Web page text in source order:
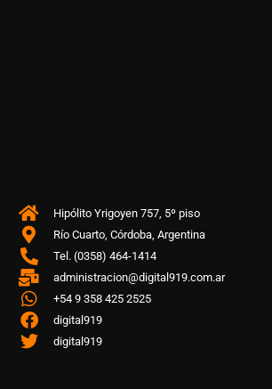
Hipólito Yrigoyen 757, 5º piso
Río Cuarto, Córdoba, Argentina
Tel. (0358) 464-1414
administracion@digital919.com.ar
+54 9 358 425 2525
digital919
digital919